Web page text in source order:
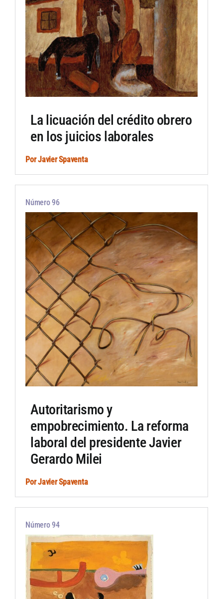
La licuación del crédito obrero
en los juicios laborales
PorJavier Spaventa
Número 96
Autoritarismo y
empobrecimiento. La reforma
laboral del presidente Javier
Gerardo Milei
PorJavier Spaventa
Número 94